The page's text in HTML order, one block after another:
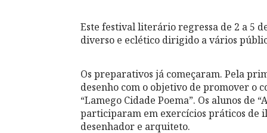
Este festival literário regressa de 2 a 5
diverso e eclético dirigido a vários
Os preparativos já começaram. Pela
desenho com o objetivo de promover o
“Lamego Cidade Poema”. Os alunos de
participaram em exercícios práticos de
desenhador e arquiteto.